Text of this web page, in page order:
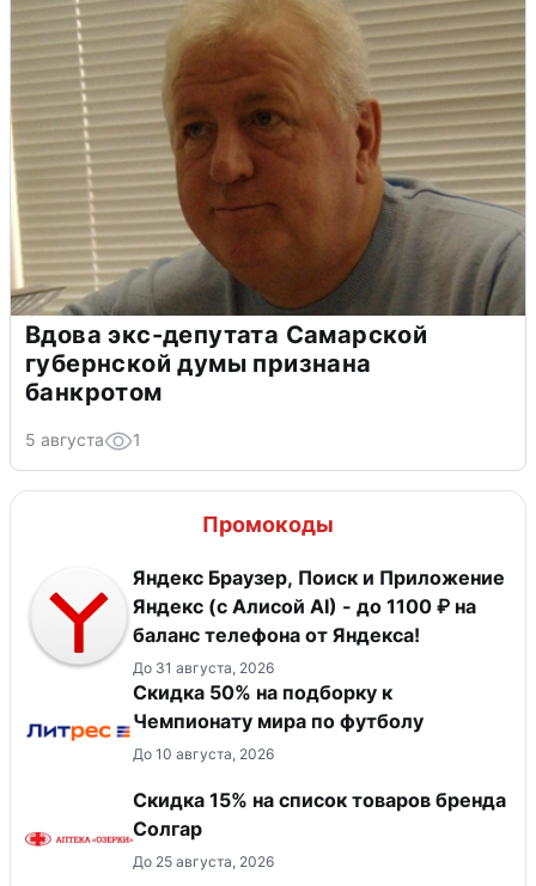
Вдова экс-депутата Самарской
губернской думы признана
банкротом
5 августа 1
Промокоды
Яндекс Браузер, Поиск и Приложение
Яндекс (с Алисой AI) - до 1100 ₽ на
баланс телефона от Яндекса!
До 31 августа, 2026
Скидка 50% на подборку к
Чемпионату мира по футболу
До 10 августа, 2026
Скидка 15% на список товаров бренда
Солгар
До 25 августа, 2026